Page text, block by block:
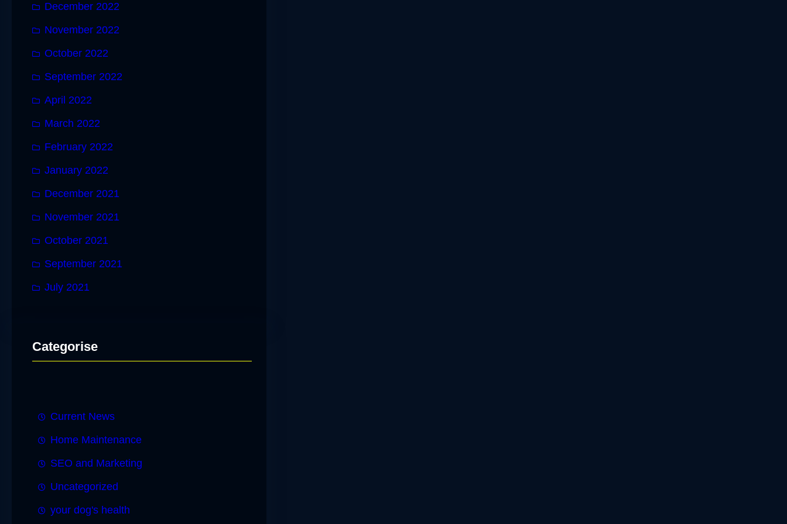
December 2022
November 2022
October 2022
September 2022
April 2022
March 2022
February 2022
January 2022
December 2021
November 2021
October 2021
September 2021
July 2021
Categorise
Current News
Home Maintenance
SEO and Marketing
Uncategorized
your dog's health